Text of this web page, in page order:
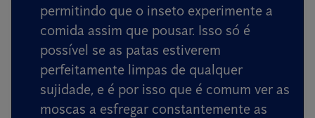
permitindo que o inseto experimente a
comida assim que pousar. Isso só é
possível se as patas estiverem
perfeitamente limpas de qualquer
sujidade, e é por isso que é comum ver as
moscas a esfregar constantemente as